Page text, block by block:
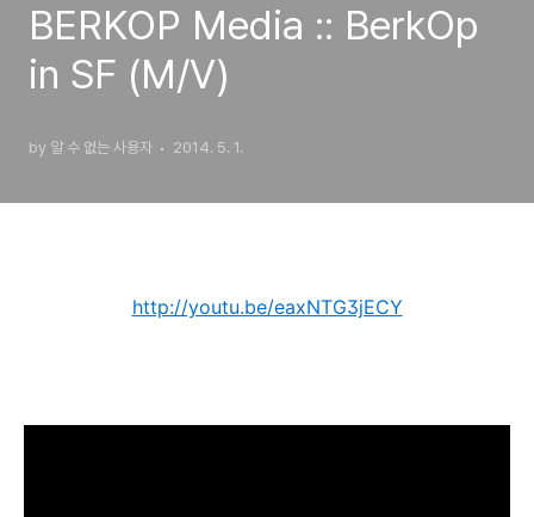
BERKOP Media :: BerkOp
in SF (M/V)
by 알 수 없는 사용자 2014. 5. 1.
http://youtu.be/eaxNTG3jECY